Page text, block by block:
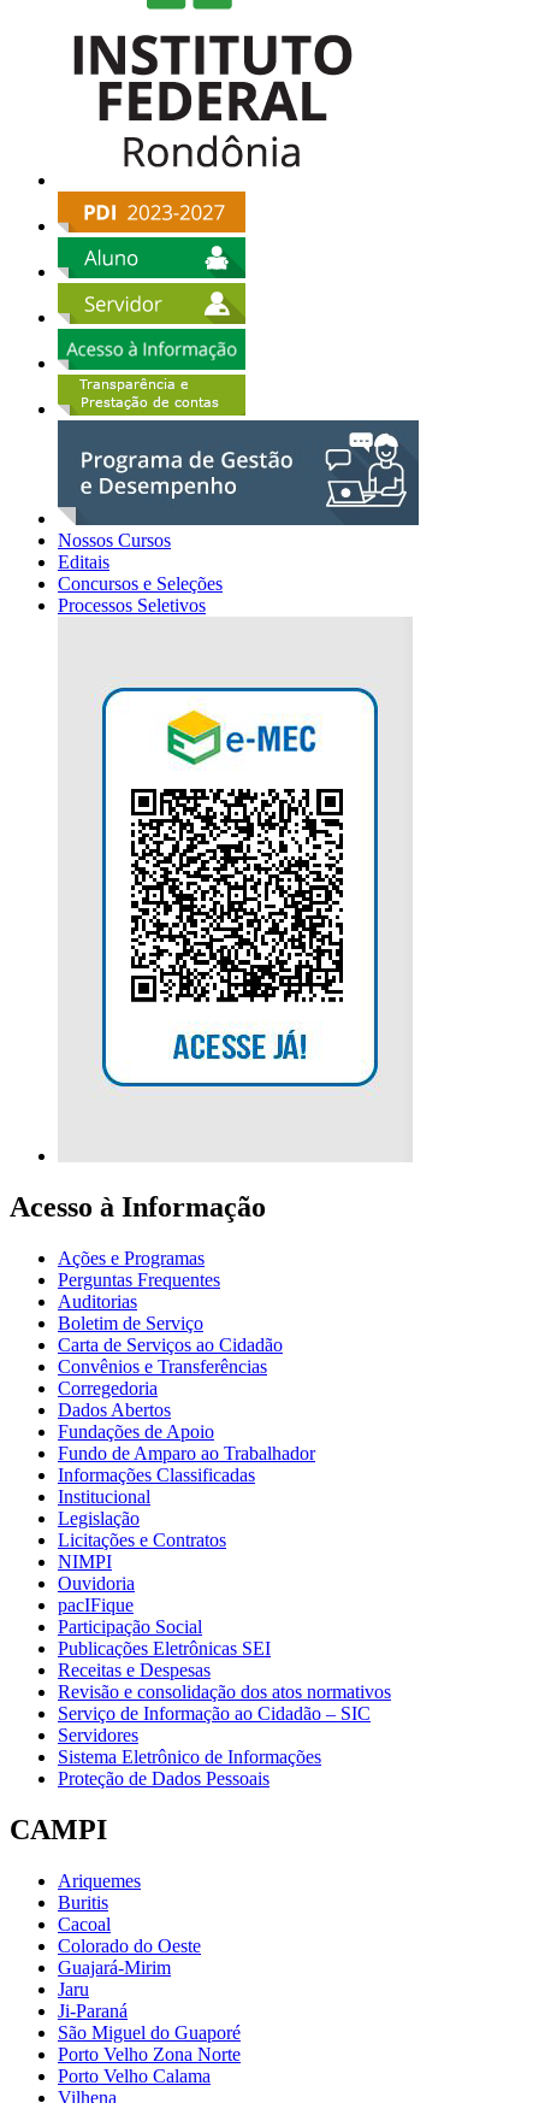
Nossos Cursos
Editais
Concursos e Seleções
Processos Seletivos
Acesso à Informação
Ações e Programas
Perguntas Frequentes
Auditorias
Boletim de Serviço
Carta de Serviços ao Cidadão
Convênios e Transferências
Corregedoria
Dados Abertos
Fundações de Apoio
Fundo de Amparo ao Trabalhador
Informações Classificadas
Institucional
Legislação
Licitações e Contratos
NIMPI
Ouvidoria
pacIFique
Participação Social
Publicações Eletrônicas SEI
Receitas e Despesas
Revisão e consolidação dos atos normativos
Serviço de Informação ao Cidadão – SIC
Servidores
Sistema Eletrônico de Informações
Proteção de Dados Pessoais
CAMPI
Ariquemes
Buritis
Cacoal
Colorado do Oeste
Guajará-Mirim
Jaru
Ji-Paraná
São Miguel do Guaporé
Porto Velho Zona Norte
Porto Velho Calama
Vilhena